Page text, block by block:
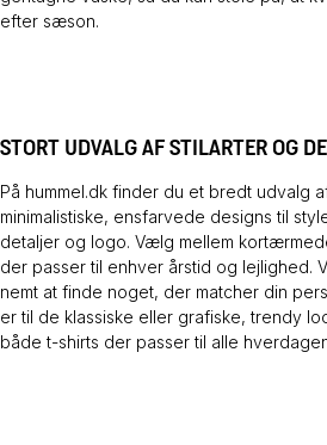
efter sæson.
STORT UDVALG AF STILARTER OG
På hummel.dk finder du et bredt udvalg
minimalistiske, ensfarvede designs til
detaljer og logo. Vælg mellem
der passer til enhver årstid og lejlighed.
nemt at finde noget, der matcher din
er til de klassiske eller grafiske, trendy
både t-shirts der passer til alle